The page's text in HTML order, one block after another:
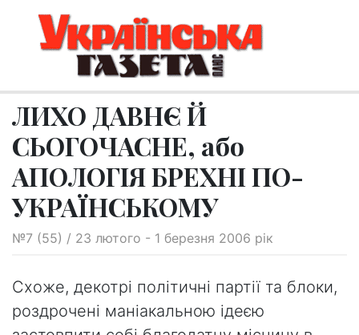
ЛИХО ДАВНЄ Й
СЬОГОЧАСНЕ, або
АПОЛОГІЯ БРЕХНІ ПО-
УКРАЇНСЬКОМУ
№7 (55) / 23 лютого - 1 березня 2006 рік
Схоже, декотрі політичні партії та блоки,
роздрочені маніакальною ідеєю